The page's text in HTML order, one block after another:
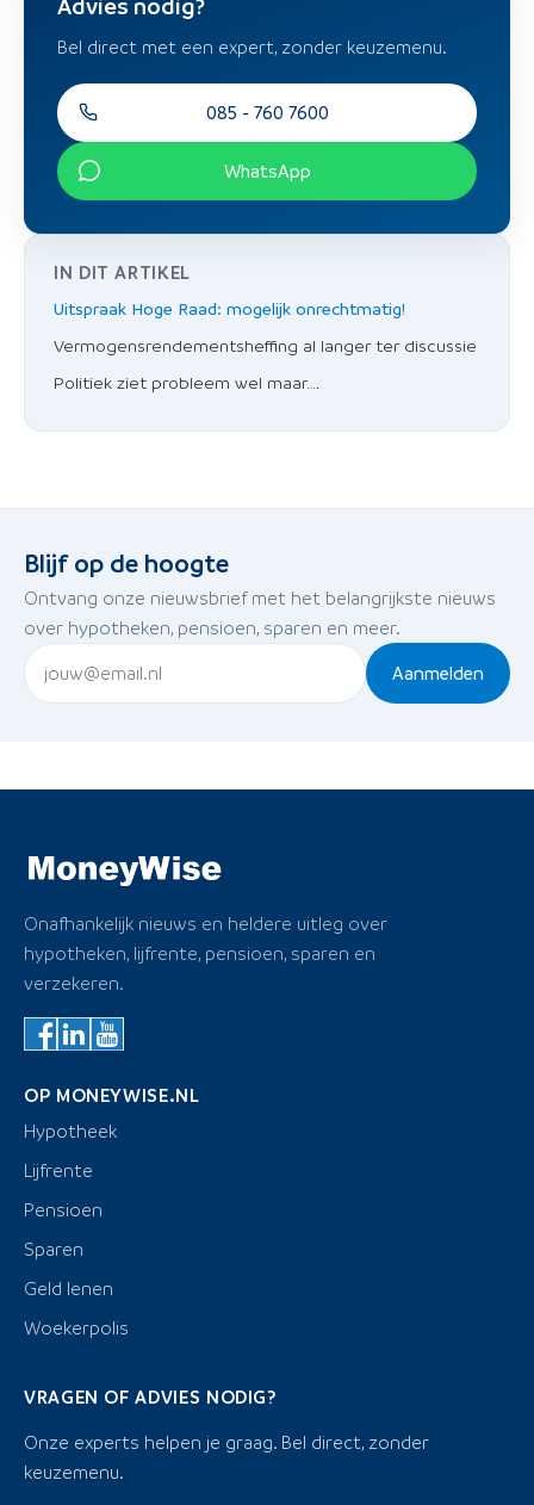
IN DIT ARTIKEL
Uitspraak Hoge Raad: mogelijk onrechtmatig!
Vermogensrendementsheffing al langer ter discussie
Politiek ziet probleem wel maar….
Bel direct met een expert, zonder keuzemenu.
085 - 760 7600
WhatsApp
Blijf op de hoogte
Ontvang onze nieuwsbrief met het belangrijkste nieuws
over hypotheken, pensioen, sparen en meer.
Aanmelden
Onafhankelijk nieuws en heldere uitleg over
hypotheken, lijfrente, pensioen, sparen en
verzekeren.
OP MONEYWISE.NL
Hypotheek
Lijfrente
Pensioen
Sparen
Geld lenen
Woekerpolis
VRAGEN OF ADVIES NODIG?
Onze experts helpen je graag. Bel direct, zonder
keuzemenu.